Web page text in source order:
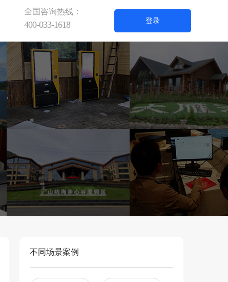
全国咨询热线：
400-033-1618 登录
不同场景案例